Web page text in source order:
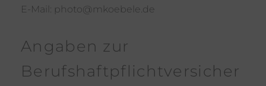
E-Mail: photo@mkoebele.de
Angaben zur
Berufshaftpflichtversicher